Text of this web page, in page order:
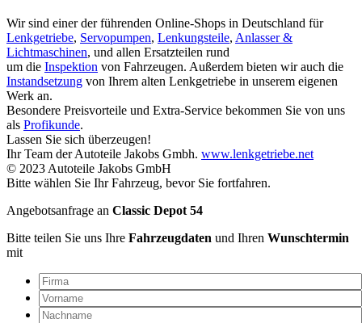
Wir sind einer der führenden Online-Shops in Deutschland für
Lenkgetriebe, Servopumpen, Lenkungsteile, Anlasser &
Lichtmaschinen, und allen Ersatzteilen rund
um die Inspektion von Fahrzeugen. Außerdem bieten wir auch die
Instandsetzung von Ihrem alten Lenkgetriebe in unserem eigenen
Werk an.
Besondere Preisvorteile und Extra-Service bekommen Sie von uns
als Profikunde.
Lassen Sie sich überzeugen!
Ihr Team der Autoteile Jakobs Gmbh. www.lenkgetriebe.net
© 2023 Autoteile Jakobs GmbH
Bitte wählen Sie Ihr Fahrzeug, bevor Sie fortfahren.
Angebotsanfrage an Classic Depot 54
Bitte teilen Sie uns Ihre Fahrzeugdaten und Ihren Wunschtermin
mit